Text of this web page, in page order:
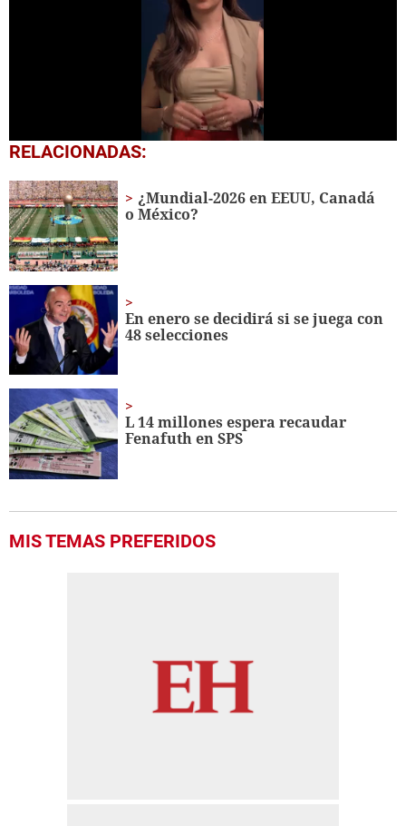
0
seconds
48
seconds
RELACIONADAS:
¿Mundial-2026 en EEUU, Canadá
o México?
En enero se decidirá si se juega con
48 selecciones
L 14 millones espera recaudar
Fenafuth en SPS
MIS TEMAS PREFERIDOS